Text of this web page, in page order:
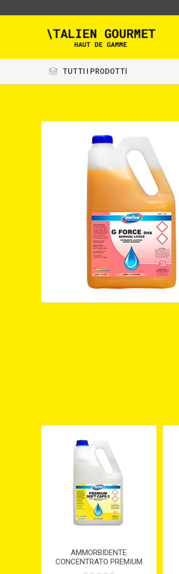
TUTTI I PRODOTTI
AMMORBIDENTE
CONCENTRATO PREMIUM
SOFT CAPS 2 LT.5